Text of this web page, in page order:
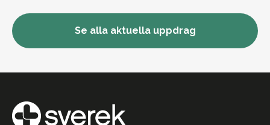
Se alla aktuella uppdrag